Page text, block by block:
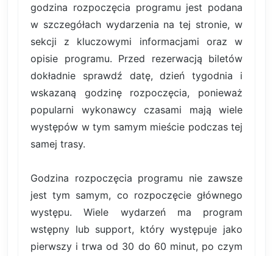
godzina rozpoczęcia programu jest podana
w szczegółach wydarzenia na tej stronie, w
sekcji z kluczowymi informacjami oraz w
opisie programu. Przed rezerwacją biletów
dokładnie sprawdź datę, dzień tygodnia i
wskazaną godzinę rozpoczęcia, ponieważ
popularni wykonawcy czasami mają wiele
występów w tym samym mieście podczas tej
samej trasy.
Godzina rozpoczęcia programu nie zawsze
jest tym samym, co rozpoczęcie głównego
występu. Wiele wydarzeń ma program
wstępny lub support, który występuje jako
pierwszy i trwa od 30 do 60 minut, po czym